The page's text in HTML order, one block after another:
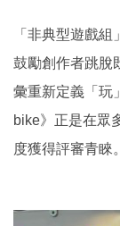
「非典型遊戲
鼓勵創作者跳脫
彙重新定義「玩
bike》正是在眾
度獲得評審青睞。